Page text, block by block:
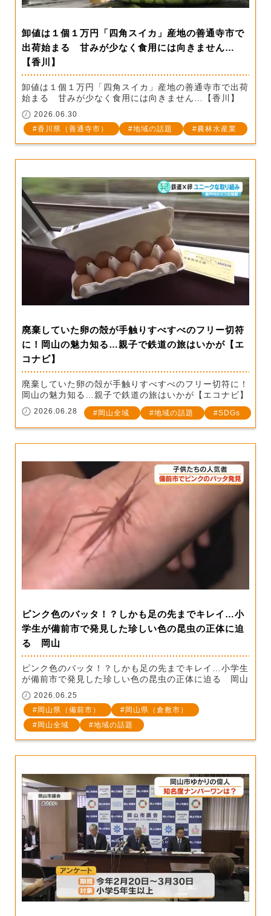
卸値は１個１万円「四角スイカ」産地の善通寺市で
出荷始まる 甘みが少なく食用には向きません…
【香川】
卸値は１個１万円「四角スイカ」産地の善通寺市で出荷
始まる 甘みが少なく食用には向きません…【香川】
2026.06.30
香川県（善通寺市）
地域の話題 農林水産業
廃棄していた卵の殻が手触りすべすべのフリー切符
に！岡山の魅力知る…親子で鉄道の旅はいかが【エ
コナビ】
廃棄していた卵の殻が手触りすべすべのフリー切符に！
岡山の魅力知る…親子で鉄道の旅はいかが【エコナビ】
2026.06.28 岡山全域 地域の話題 SDGs
ピンク色のバッタ！？しかも足の先までキレイ…小
学生が備前市で発見した珍しい色の昆虫の正体に迫
る 岡山
ピンク色のバッタ！？しかも足の先までキレイ…小学生
が備前市で発見した珍しい色の昆虫の正体に迫る 岡山
2026.06.25
岡山県（備前市）
岡山県（倉敷市）
岡山全域
地域の話題